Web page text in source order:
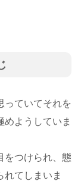
っていてそれを
ようしていま
をつけられ、態
れてしまいま